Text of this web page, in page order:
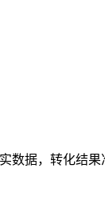
据，转化结